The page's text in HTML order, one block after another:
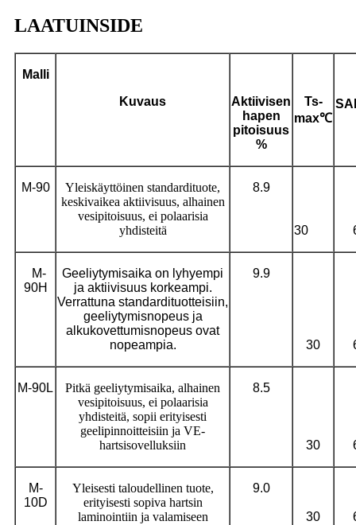
LAATUINSIDE
Malli
Kuvaus
Aktiivisen
hapen
pitoisuus
%
Ts-
max℃
M-90
Yleiskäyttöinen standardituote,
keskivaikea aktiivisuus, alhainen
vesipitoisuus, ei polaarisia
yhdisteitä
8.9
30
M-
90H
Geeliytymisaika on lyhyempi
ja aktiivisuus korkeampi.
Verrattuna standardituotteisiin,
geeliytymisnopeus ja
alkukovettumisnopeus ovat
nopeampia.
9.9
30
M-90L
Pitkä geeliytymisaika, alhainen
vesipitoisuus, ei polaarisia
yhdisteitä, sopii erityisesti
geelipinnoitteisiin ja VE-
hartsisovelluksiin
8.5
30
M-
10D
Yleisesti taloudellinen tuote,
erityisesti sopiva hartsin
laminointiin ja valamiseen
9.0
30